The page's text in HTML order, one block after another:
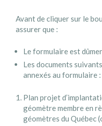
Avant de cliquer sur le
assurer que :
Le formulaire est
Les documents
annexés au formulaire :
Plan projet
géomètre membre en
géomètres du Québec